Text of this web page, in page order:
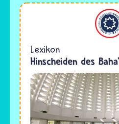
Bahaitum
Lexikon
Hinscheiden des